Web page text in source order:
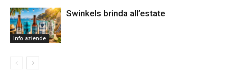
Info aziende
Swinkels brinda all’estate